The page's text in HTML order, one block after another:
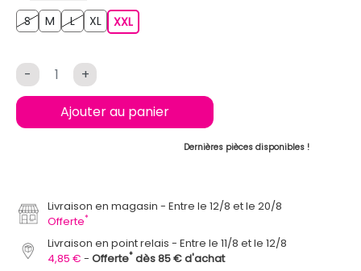
SS M LL XL XXLXXL
- +
Ajouter au panier
Dernières pièces disponibles !
Livraison en magasin
Entre le 12/8 et le 20/8
Offerte*
Livraison en point relais
Entre le 11/8 et le 12/8
4,85 €
Offerte* dès 85 € d'achat